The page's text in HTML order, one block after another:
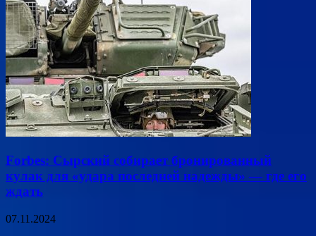
Forbes: Сырский собирает бронированный
кулак для «удара последней надежды» — где его
ждать
07.11.2024